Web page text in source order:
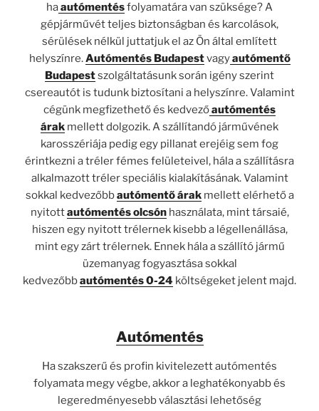
haautómentésfolyamatára van szüksége? A
gépjárművét teljes biztonságban és karcolások,
sérülések nélkül juttatjuk el az Ön által említett
helyszínre.Autómentés Budapestvagyautómentő
Budapestszolgáltatásunk során igény szerint
csereautót is tudunk biztosítani a helyszínre. Valamint
cégünk megfizethető és kedvezőautómentés
árak mellett dolgozik. A szállítandó járművének
karosszériája pedig egy pillanat erejéig sem fog
érintkezni a tréler fémes felületeivel, hála a szállításra
alkalmazott tréler speciális kialakításának. Valamint
sokkal kedvezőbbautómentő árakmellett elérhető a
nyitottautómentés olcsónhasználata, mint társaié,
hiszen egy nyitott trélernek kisebb a légellenállása,
mint egy zárt trélernek. Ennek hála a szállító jármű
üzemanyag fogyasztása sokkal
kedvezőbbautómentés 0-24 költségeket jelent majd.
Autómentés
Ha szakszerű és profin kivitelezett autómentés
folyamata megy végbe, akkor a leghatékonyabb és
legeredményesebb választási lehetőség